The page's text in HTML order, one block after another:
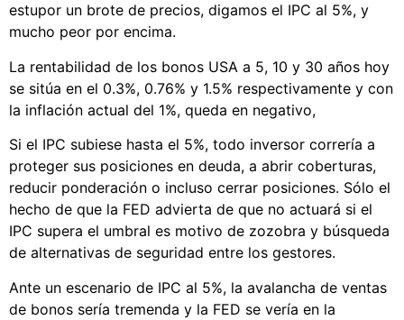
estupor un brote de precios, digamos el IPC al 5%, y
mucho peor por encima.
La rentabilidad de los bonos USA a 5, 10 y 30 años hoy
se sitúa en el 0.3%, 0.76% y 1.5% respectivamente y con
la inflación actual del 1%, queda en negativo,
Si el IPC subiese hasta el 5%, todo inversor correría a
proteger sus posiciones en deuda, a abrir coberturas,
reducir ponderación o incluso cerrar posiciones. Sólo el
hecho de que la FED advierta de que no actuará si el
IPC supera el umbral es motivo de zozobra y búsqueda
de alternativas de seguridad entre los gestores.
Ante un escenario de IPC al 5%, la avalancha de ventas
de bonos sería tremenda y la FED se vería en la